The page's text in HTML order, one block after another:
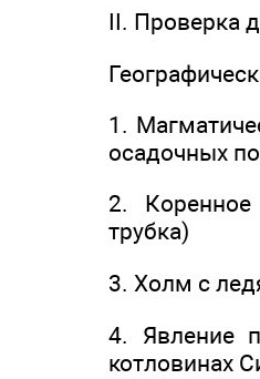
II. Проверка
1.
осадочных
2.
трубка)
3. Холм с
4. Явление
котловинах